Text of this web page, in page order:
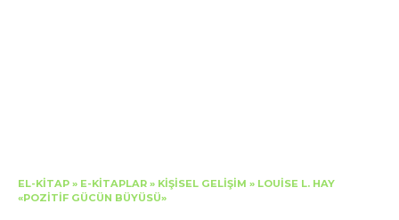
EL-KITAP » E-KITAPLAR » KIŞISEL GELIŞIM » LOUISE L. HAY
«POZITIF GÜCÜN BÜYÜSÜ»